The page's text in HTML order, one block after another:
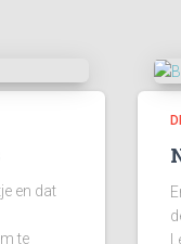
en dat
te